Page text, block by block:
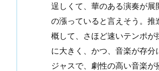
逞しくて、華のある演奏が
の漲っていると言えそう。推
概して、さほど速いテンポ
に大きく、かつ、音楽が存
ジャスで、劇性の高い音楽が